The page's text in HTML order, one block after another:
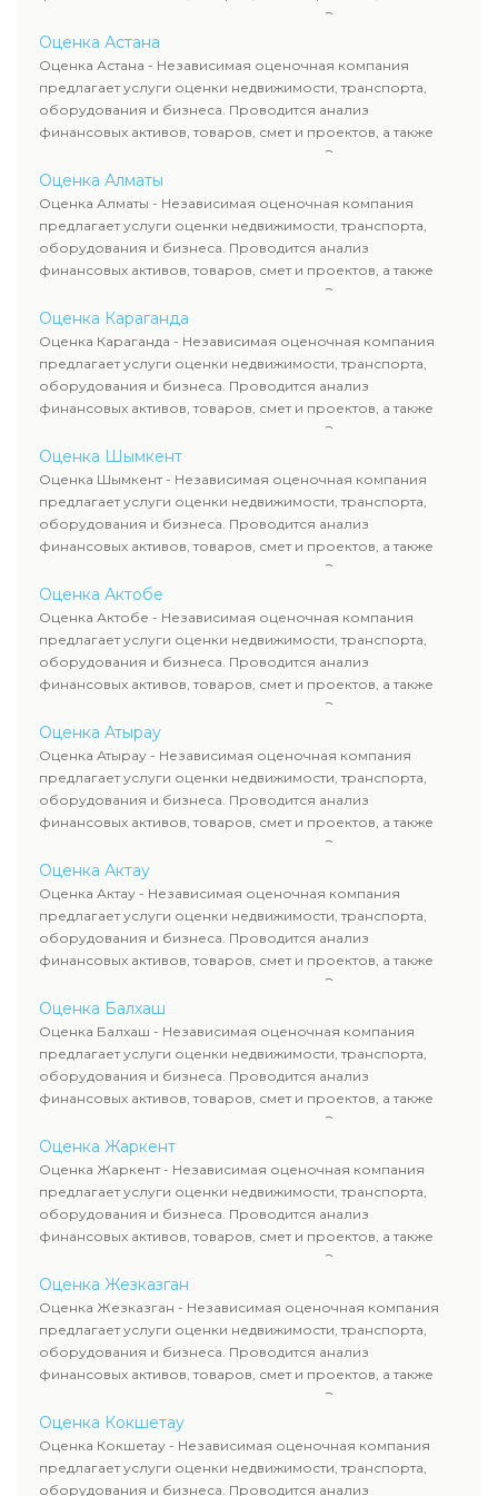
оценка животных и недропользования. Эксперты
определяют рыночную стоимость имущества и
рассчитывают ущерб. Все отчеты соответствуют
требованиям законодательства и используются для
сделок, кредитования и судебных процессов.
Оценка Астана
Оценка Астана - Независимая оценочная компания
предлагает услуги оценки недвижимости, транспорта,
оборудования и бизнеса. Проводится анализ
финансовых активов, товаров, смет и проектов, а также
оценка животных и недропользования. Эксперты
определяют рыночную стоимость имущества и
рассчитывают ущерб. Все отчеты соответствуют
требованиям законодательства и используются для
сделок, кредитования и судебных процессов.
Оценка Алматы
Оценка Алматы - Независимая оценочная компания
предлагает услуги оценки недвижимости, транспорта,
оборудования и бизнеса. Проводится анализ
финансовых активов, товаров, смет и проектов, а также
оценка животных и недропользования. Эксперты
определяют рыночную стоимость имущества и
рассчитывают ущерб. Все отчеты соответствуют
требованиям законодательства и используются для
сделок, кредитования и судебных процессов.
Оценка Караганда
Оценка Караганда - Независимая оценочная компания
предлагает услуги оценки недвижимости, транспорта,
оборудования и бизнеса. Проводится анализ
финансовых активов, товаров, смет и проектов, а также
оценка животных и недропользования. Эксперты
определяют рыночную стоимость имущества и
рассчитывают ущерб. Все отчеты соответствуют
требованиям законодательства и используются для
сделок, кредитования и судебных процессов.
Оценка Шымкент
Оценка Шымкент - Независимая оценочная компания
предлагает услуги оценки недвижимости, транспорта,
оборудования и бизнеса. Проводится анализ
финансовых активов, товаров, смет и проектов, а также
оценка животных и недропользования. Эксперты
определяют рыночную стоимость имущества и
рассчитывают ущерб. Все отчеты соответствуют
требованиям законодательства и используются для
сделок, кредитования и судебных процессов.
Оценка Актобе
Оценка Актобе - Независимая оценочная компания
предлагает услуги оценки недвижимости, транспорта,
оборудования и бизнеса. Проводится анализ
финансовых активов, товаров, смет и проектов, а также
оценка животных и недропользования. Эксперты
определяют рыночную стоимость имущества и
рассчитывают ущерб. Все отчеты соответствуют
требованиям законодательства и используются для
сделок, кредитования и судебных процессов.
Оценка Атырау
Оценка Атырау - Независимая оценочная компания
предлагает услуги оценки недвижимости, транспорта,
оборудования и бизнеса. Проводится анализ
финансовых активов, товаров, смет и проектов, а также
оценка животных и недропользования. Эксперты
определяют рыночную стоимость имущества и
рассчитывают ущерб. Все отчеты соответствуют
требованиям законодательства и используются для
сделок, кредитования и судебных процессов.
Оценка Актау
Оценка Актау - Независимая оценочная компания
предлагает услуги оценки недвижимости, транспорта,
оборудования и бизнеса. Проводится анализ
финансовых активов, товаров, смет и проектов, а также
оценка животных и недропользования. Эксперты
определяют рыночную стоимость имущества и
рассчитывают ущерб. Все отчеты соответствуют
требованиям законодательства и используются для
сделок, кредитования и судебных процессов.
Оценка Балхаш
Оценка Балхаш - Независимая оценочная компания
предлагает услуги оценки недвижимости, транспорта,
оборудования и бизнеса. Проводится анализ
финансовых активов, товаров, смет и проектов, а также
оценка животных и недропользования. Эксперты
определяют рыночную стоимость имущества и
рассчитывают ущерб. Все отчеты соответствуют
требованиям законодательства и используются для
сделок, кредитования и судебных процессов.
Оценка Жаркент
Оценка Жаркент - Независимая оценочная компания
предлагает услуги оценки недвижимости, транспорта,
оборудования и бизнеса. Проводится анализ
финансовых активов, товаров, смет и проектов, а также
оценка животных и недропользования. Эксперты
определяют рыночную стоимость имущества и
рассчитывают ущерб. Все отчеты соответствуют
требованиям законодательства и используются для
сделок, кредитования и судебных процессов.
Оценка Жезказган
Оценка Жезказган - Независимая оценочная компания
предлагает услуги оценки недвижимости, транспорта,
оборудования и бизнеса. Проводится анализ
финансовых активов, товаров, смет и проектов, а также
оценка животных и недропользования. Эксперты
определяют рыночную стоимость имущества и
рассчитывают ущерб. Все отчеты соответствуют
требованиям законодательства и используются для
сделок, кредитования и судебных процессов.
Оценка Кокшетау
Оценка Кокшетау - Независимая оценочная компания
предлагает услуги оценки недвижимости, транспорта,
оборудования и бизнеса. Проводится анализ